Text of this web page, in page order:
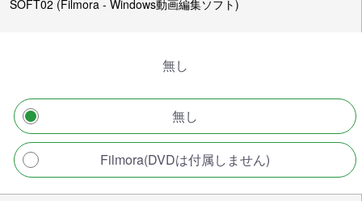
SOFT02 (Filmora - Windows動画編集ソフト)
無し
無し
Filmora(DVDは付属しません)